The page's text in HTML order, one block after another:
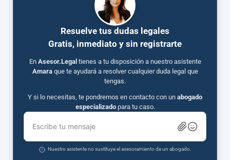
Resuelve tus dudas legales
Gratis, inmediato y sin registrarte
En Asesor.Legal tienes a tu disposición a nuestro asistente
Amaraque te ayudará a resolver cualquier duda legal que
tengas.
Y si lo necesitas, te pondremos en contacto con un abogado
especializadopara tu caso.
Escribe tu mensaje
Nuestro asistente no sustituye el asesoramiento de un abogado.